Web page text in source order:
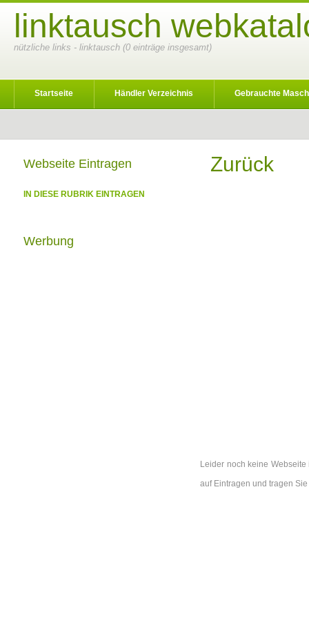
linktausch
nützliche links - linktausch (0 einträge insgesamt)
Startseite Händler Verzeichnis Gebrauchte
Zurück
Leider noch keine
auf Eintragen und tragen
Webseite Eintragen
IN DIESE RUBRIK EINTRAGEN
Werbung